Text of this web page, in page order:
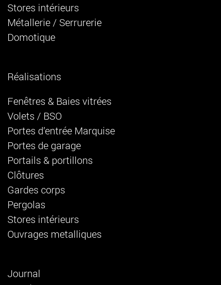
Stores intérieurs
Métallerie / Serrurerie
Domotique
Réalisations
Fenêtres & Baies vitrées
Volets / BSO
Portes d’entrée Marquise
Portes de garage
Portails & portillons
Clôtures
Gardes corps
Pergolas
Stores intérieurs
Ouvrages metalliques
Journal